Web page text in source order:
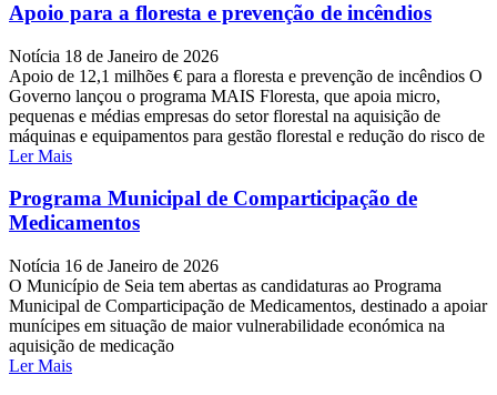
Apoio para a floresta e prevenção de incêndios
Notícia 18 de Janeiro de 2026
Apoio de 12,1 milhões € para a floresta e prevenção de incêndios O
Governo lançou o programa MAIS Floresta, que apoia micro,
pequenas e médias empresas do setor florestal na aquisição de
máquinas e equipamentos para gestão florestal e redução do risco de
Ler Mais
Programa Municipal de Comparticipação de
Medicamentos
Notícia 16 de Janeiro de 2026
O Município de Seia tem abertas as candidaturas ao Programa
Municipal de Comparticipação de Medicamentos, destinado a apoiar
munícipes em situação de maior vulnerabilidade económica na
aquisição de medicação
Ler Mais